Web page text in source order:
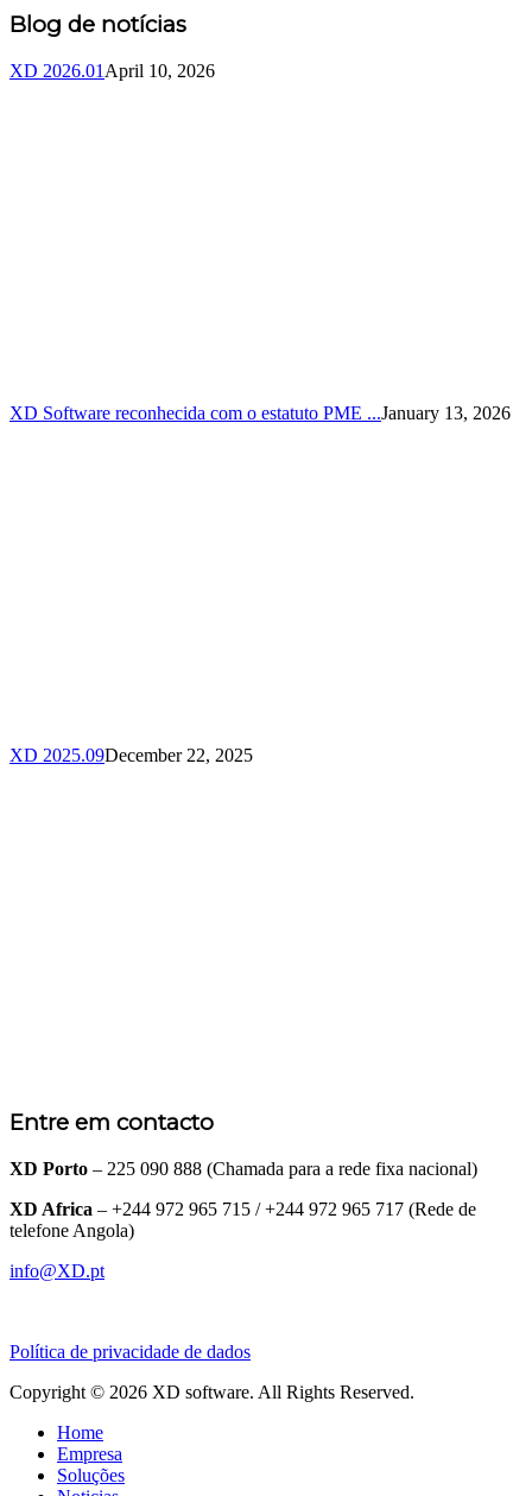
Blog de notícias
XD 2026.01 April 10, 2026
XD Software reconhecida com o estatuto PME ...January 13, 2026
XD 2025.09December 22, 2025
Entre em contacto
XD Porto – 225 090 888 (Chamada para a rede fixa nacional)
XD Africa – +244 972 965 715 / +244 972 965 717 (Rede de
telefone Angola)
info@XD.pt
Política de privacidade de dados
Copyright © 2026 XD software. All Rights Reserved.
Home
Empresa
Soluções